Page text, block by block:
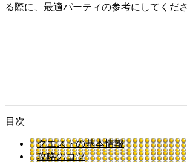
る際に、最適パーティの参考にしてくださ
目次
クエストの基本情報
攻略のコツ